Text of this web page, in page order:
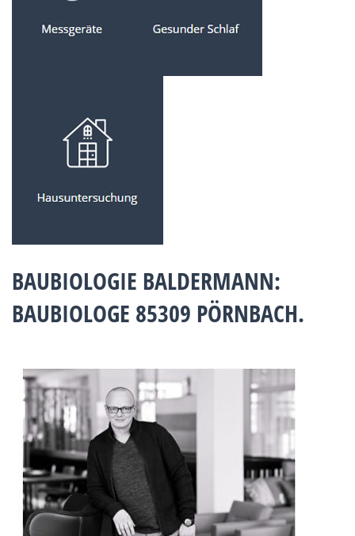
BAUBIOLOGIE BALDERMANN:
BAUBIOLOGE 85309 PÖRNBACH.